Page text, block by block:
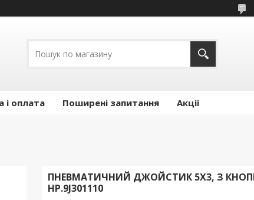
і оплата Поширені запитання Акціі
ПНЕВМАТИЧНИЙ ДЖОЙСТИК 5X3, З
HP.9J301110